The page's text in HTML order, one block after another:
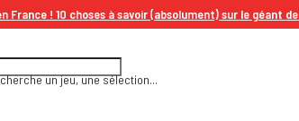
France ! 10 choses à savoir (absolument) sur le géant
un jeu, une sélection...